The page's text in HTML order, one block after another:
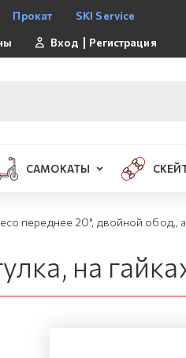
Прокат
SKI Service
Вход Регистрация
САМОКАТЫ
переднее 20", двойной обод,,
на